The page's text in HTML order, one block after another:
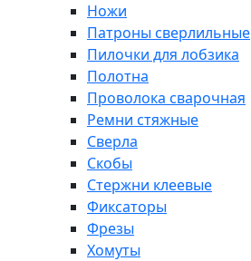
Ножи
Патроны сверлильные
Пилочки для лобзика
Полотна
Проволока сварочная
Ремни стяжные
Сверла
Скобы
Стержни клеевые
Фиксаторы
Фрезы
Хомуты